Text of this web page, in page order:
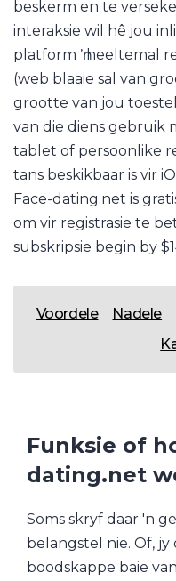
beskerm en te
interaksie wil hê jou
platform ŉ heeltemal
(web blaaie sal van
grootte van jou
van die diens gebruik
tablet of persoonlike
tans beskikbaar is vir
Face-dating.net is
om vir registrasie te
subskripsie begin by
Voordele Nadele
Funksie of
dating.net
Soms skryf daar 'n
belangstel nie. Of, jy
boodskappe baie